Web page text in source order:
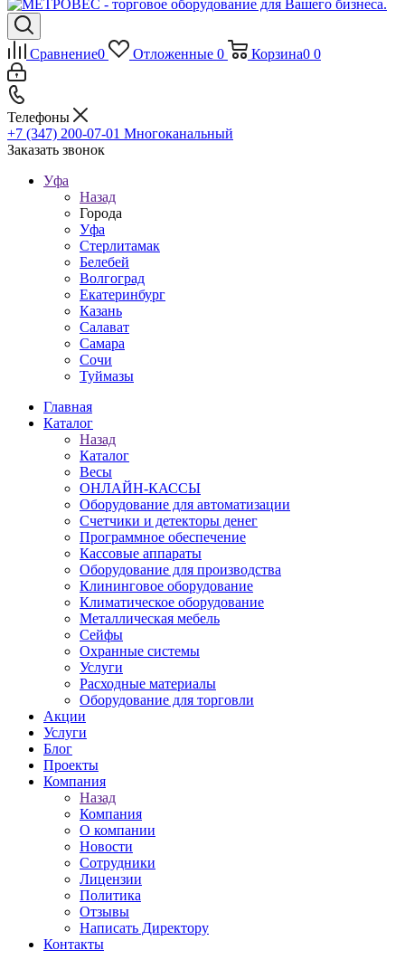
Сравнение0 Отложенные 0 Корзина0 0
Телефоны
+7 (347) 200-07-01 Многоканальный
Заказать звонок
Уфа
Назад
Города
Уфа
Стерлитамак
Белебей
Волгоград
Екатеринбург
Казань
Салават
Самара
Сочи
Туймазы
Главная
Каталог
Назад
Каталог
Весы
ОНЛАЙН-КАССЫ
Оборудование для автоматизации
Счетчики и детекторы денег
Программное обеспечение
Кассовые аппараты
Оборудование для производства
Клининговое оборудование
Климатическое оборудование
Металлическая мебель
Сейфы
Охранные системы
Услуги
Расходные материалы
Оборудование для торговли
Акции
Услуги
Блог
Проекты
Компания
Назад
Компания
О компании
Новости
Сотрудники
Лицензии
Политика
Отзывы
Написать Директору
Контакты